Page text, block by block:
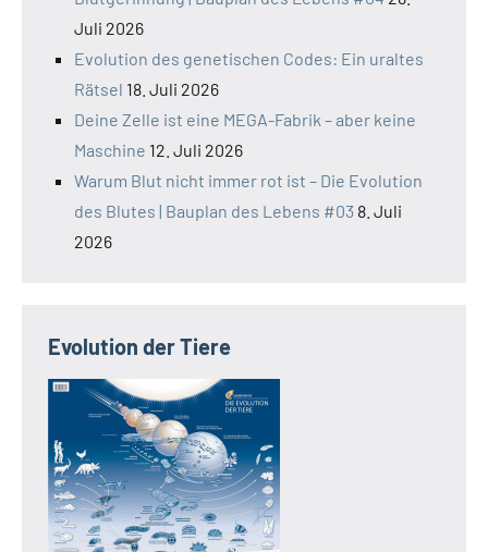
Juli 2026
Evolution des genetischen Codes: Ein uraltes
Rätsel 18. Juli 2026
Deine Zelle ist eine MEGA-Fabrik – aber keine
Maschine 12. Juli 2026
Warum Blut nicht immer rot ist – Die Evolution
des Blutes | Bauplan des Lebens #03 8. Juli
2026
Evolution der Tiere